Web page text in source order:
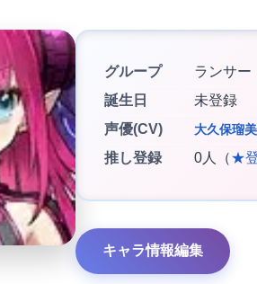
グループ
ランサー
誕生日
未登録
声優(CV)
大久保瑠美
推し登録 0人（★
キャラ情報編集